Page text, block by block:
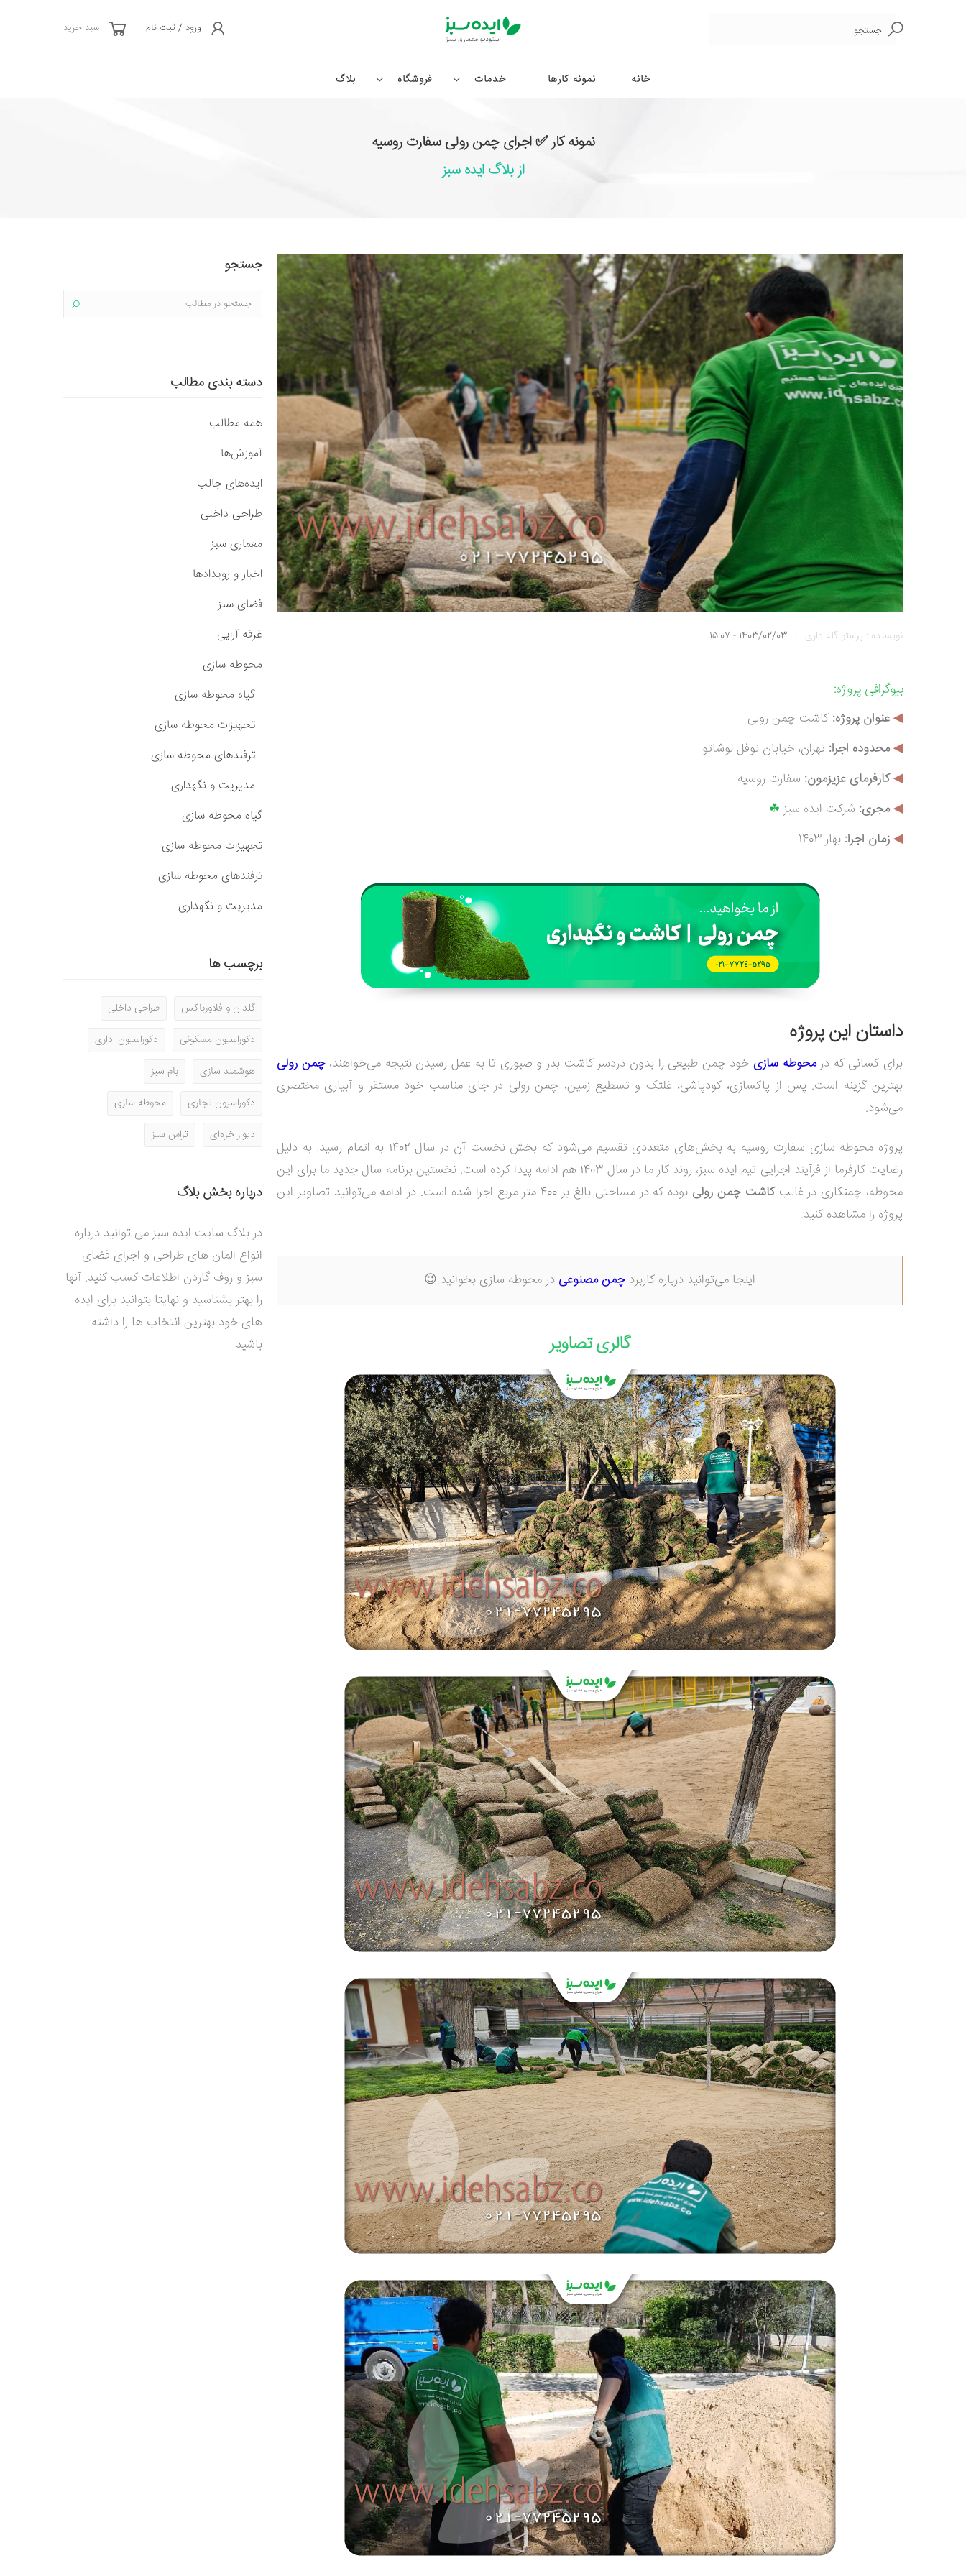
جستجو
ورود / ثبت نام سبد خرید
خانه نمونه کارها خدمات فروشگاه بلاگ
نمونه کار ✅ اجرای چمن رولی سفارت روسیه
از بلاگ ایده سبز
نویسنده : پرستو گله داری |
1403/02/03 - 15:07
بیوگرافی پروژه:
◀عنوان پروژه: کاشت چمن رولی
◀محدوده اجرا: تهران، خیابان نوفل لوشاتو
◀کارفرمای عزیزمون: سفارت روسیه
◀مجری: شرکت ایده سبز ☘
◀زمان اجرا: بهار 1403
داستان این پروژه
برای کسانی که درمحوطه سازی خود چمن طبیعی را بدون دردسر کاشت بذر و صبوری تا به عمل رسیدن نتیجه می‌خواهند،چمن رولی
بهترین گزینه است. پس از پاکسازی، کودپاشی، غلتک و تسطیع زمین، چمن رولی در جای مناسب خود مستقر و آبیاری مختصری
می‌شود.
پروژه محوطه سازی سفارت روسیه به بخش‌های متعددی تقسیم ‌می‌شود که بخش نخست آن در سال 1402 به اتمام رسید. به دلیل
رضایت کارفرما از فرآیند اجرایی تیم ایده سبز، روند کار ما در سال 1403 هم ادامه پیدا کرده است. نخستین برنامه سال جدید ما برای این
محوطه، چمنکاری در غالبکاشت چمن رولی
بوده که در مساحتی بالغ بر 400 متر مربع اجرا شده است. در ادامه می‌توانید تصاویر این
پروژه را مشاهده کنید.
اینجا می‌توانید درباره کاربردچمن مصنوعی در محوطه سازی بخوانید 😉
گالری تصاویر
جستجو
دسته بندی مطالب
همه مطالب
آموزش‌ها
ایده‌های جالب
طراحی داخلی
معماری سبز
اخبار و رویدادها
فضای سبز
غرفه آرایی
محوطه سازی
گیاه محوطه سازی
تجهیزات محوطه سازی
ترفندهای محوطه سازی
مدیریت و نگهداری
گیاه محوطه سازی
تجهیزات محوطه سازی
ترفندهای محوطه سازی
مدیریت و نگهداری
برچسب ها
گلدان و فلاورباکس
طراحی داخلی
دکوراسیون مسکونی
دکوراسیون اداری
هوشمند سازی
بام سبز
دکوراسیون تجاری
محوطه سازی
دیوار خزه‌ای
تراس سبز
درباره بخش بلاگ
در بلاگ سایت ایده سبز می توانید درباره
انواع المان های طراحی و اجرای فضای
سبز و روف گاردن اطلاعات کسب کنید. آنها
را بهتر بشناسید و نهایتا بتوانید برای ایده
های خود بهترین انتخاب ها را داشته
باشید